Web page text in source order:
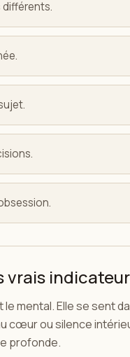
vrais
mental. Elle se sent
cœur ou silence
profonde.